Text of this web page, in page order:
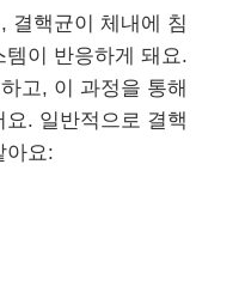
결핵균이 체내에 침
이 반응하게 돼요.
고, 이 과정을 통해
. 일반적으로 결핵
아요: